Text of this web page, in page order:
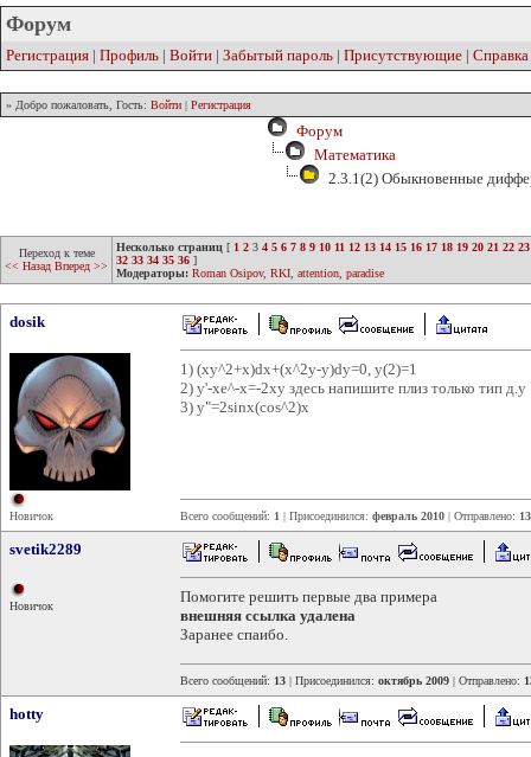
Форум
Регистрация | Профиль | Войти | Забытый пароль | Присутствующие | Справка
» Добро пожаловать, Гость: Войти | Регистрация
Форум
Математика
2.3.1(2) Обыкновенные
Переход к теме
<< Назад Вперед >>
Несколько страниц [ 1 2 3 4 5 6 7 8 9 10 11 12 13 14 15 16 17 18 19 20 21 22 23
32 33 34 35 36 ]
Модераторы: Roman Osipov, RKI attention paradise
dosik
Новичок
1) (xy^2+x)dx+(x^2y-y)dy=0, y(2)=1
2) y'-xe^-x=-2xy здесь напишите плиз только тип д.у
3) y"=2sinx(cos^2)x
Всего сообщений: 1 | Присоединился: февраль 2010 | Отправлено:
svetik2289
Новичок
Помогите решить первые два примера
внешняя ссылка удалена
Заранее спаибо.
Всего сообщений: 13 | Присоединился: октябрь 2009 | Отправлено:
hotty